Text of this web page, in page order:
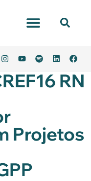
RN
Projetos